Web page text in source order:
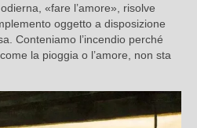
«fare l’amore», risolve
oggetto a disposizione
Conteniamo l’incendio perché
la pioggia o l’amore, non sta